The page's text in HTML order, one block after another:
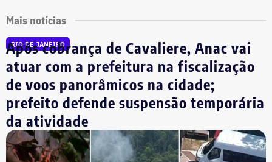
Mais notícias
RIO DE JANEIRO
Após cobrança de Cavaliere, Anac vai
atuar com a prefeitura na fiscalização
de voos panorâmicos na cidade;
prefeito defende suspensão temporária
da atividade